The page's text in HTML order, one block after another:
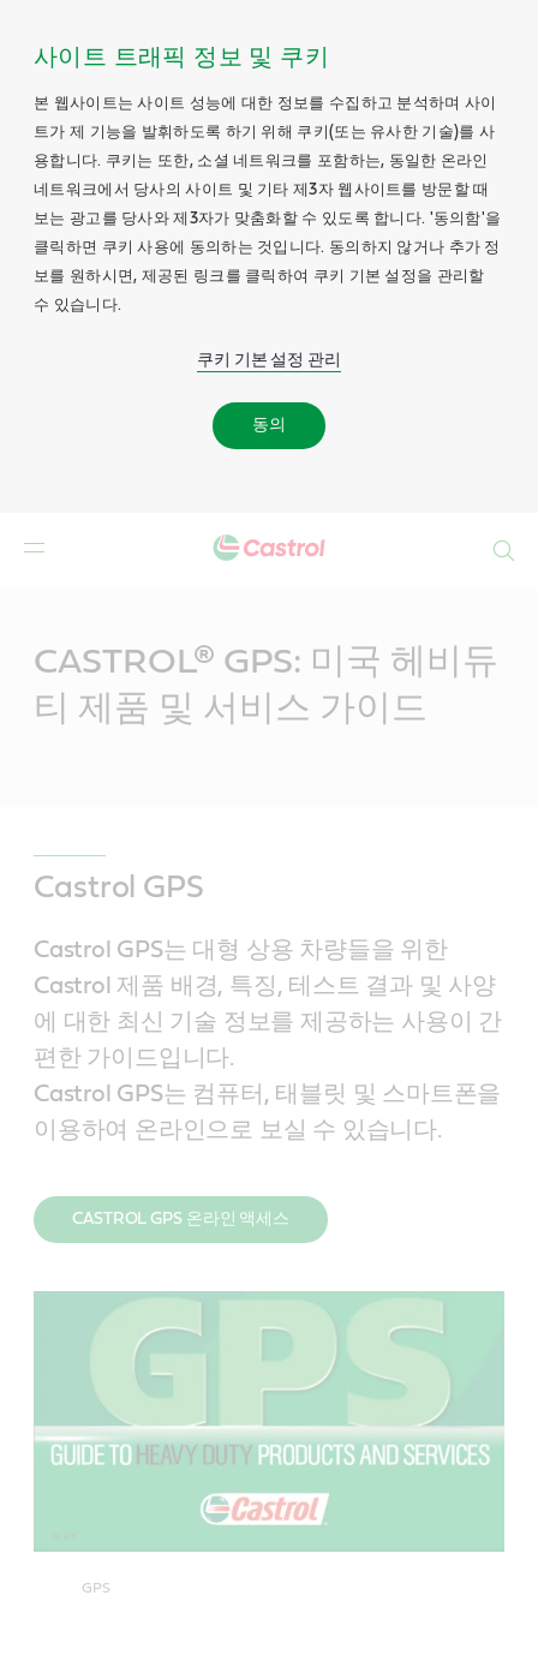
사이트 트래픽 정보 및 쿠키
본 웹사이트는 사이트 성능에 대한 정보를 수집하고 분석하며 사이
트가 제 기능을 발휘하도록 하기 위해 쿠키(또는 유사한 기술)를 사
용합니다. 쿠키는 또한, 소셜 네트워크를 포함하는, 동일한 온라인
네트워크에서 당사의 사이트 및 기타 제3자 웹사이트를 방문할 때
보는 광고를 당사와 제3자가 맞춤화할 수 있도록 합니다. '동의함'을
클릭하면 쿠키 사용에 동의하는 것입니다. 동의하지 않거나 추가 정
보를 원하시면, 제공된 링크를 클릭하여 쿠키 기본 설정을 관리할
수 있습니다.
쿠키 기본 설정 관리
동의
CASTROL® GPS: 미국 헤비듀
티 제품 및 서비스 가이드
Castrol GPS
Castrol GPS는 대형 상용 차량들을 위한
Castrol 제품 배경, 특징, 테스트 결과 및 사양
에 대한 최신 기술 정보를 제공하는 사용이 간
편한 가이드입니다.
Castrol GPS는 컴퓨터, 태블릿 및 스마트폰을
이용하여 온라인으로 보실 수 있습니다.
CASTROL GPS 온라인 액세스
GPS